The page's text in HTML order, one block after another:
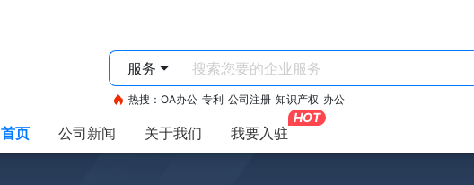
首页 公司新闻 关于我们 我要入驻
HOT
服务
热搜： OA办公 专利 公司注册 知识产权 办公